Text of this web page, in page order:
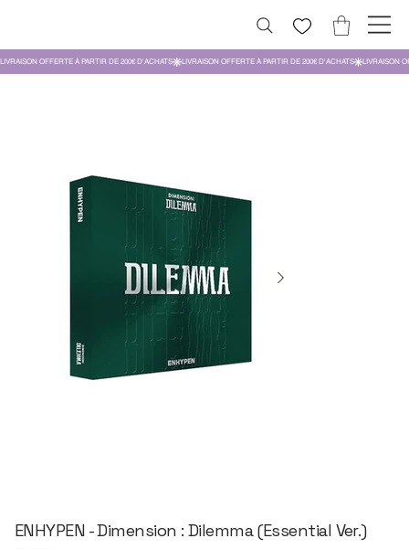
ENHYPEN - Dimension : Dilemma (Essential Ver.)